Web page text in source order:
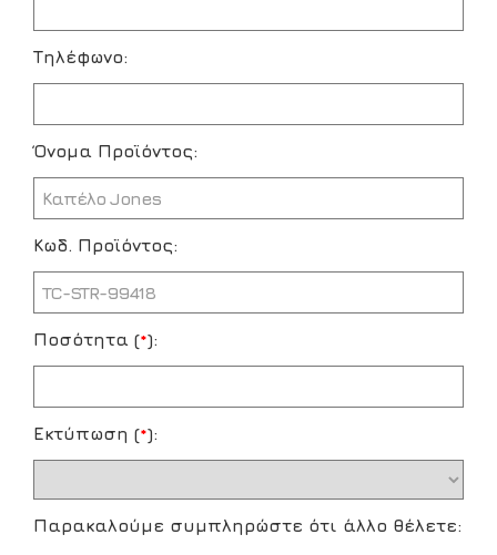
Τηλέφωνο:
Όνομα Προϊόντος:
Κωδ. Προϊόντος:
Ποσότητα (*):
Εκτύπωση (*):
Παρακαλούμε συμπληρώστε ότι άλλο θέλετε: